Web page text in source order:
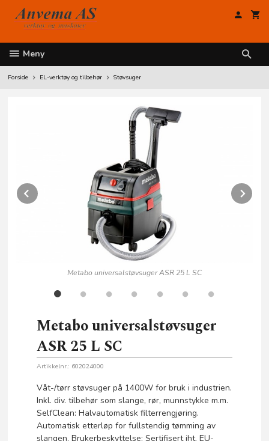
innholdet
Meny
Forside EL-verktøy og tilbehør Støvsuger
Metabo universalstøvsuger ASR 25 L SC
Prev
Metabo universalstøvsuger
ASR 25 L SC
Artikkelnr.: 602024000
Våt-/tørr støvsuger på 1400W for bruk i industrien.
Inkl. div. tilbehør som slange, rør, munnstykke m.m.
SelfClean: Halvautomatisk filterrengjøring.
Automatisk etterløp for fullstendig tømming av
slangen. Brukerbeskyttelse: Sertifisert iht. EU-